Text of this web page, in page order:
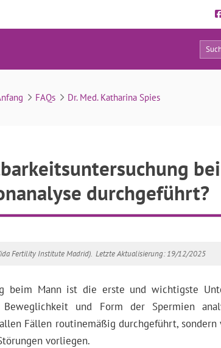
FAQs
9
FAQs Dr. Med. Katharina Spies
durchgeführt?
Fertility Institute Madrid). Letzte Aktualisierung: 19/12/2025
beim Mann ist die erste und wichtigste
Beweglichkeit und Form der Spermien
Fällen routinemäßig durchgeführt, sondern
vorliegen.